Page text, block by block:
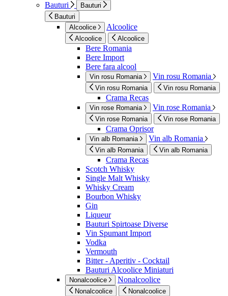
Bauturi
Bauturi
Bauturi
Alcoolice
Alcoolice
Alcoolice Alcoolice
Bere Romania
Bere Import
Bere fara alcool
Vin rosu Romania Vin rosu Romania
Vin rosu Romania Vin rosu Romania
Crama Recas
Vin rose Romania Vin rose Romania
Vin rose Romania Vin rose Romania
Crama Oprisor
Vin alb Romania Vin alb Romania
Vin alb Romania Vin alb Romania
Crama Recas
Scotch Whisky
Single Malt Whisky
Whisky Cream
Bourbon Whisky
Gin
Liqueur
Bauturi Spirtoase Diverse
Vin Spumant Import
Vodka
Vermouth
Bitter - Aperitiv - Cocktail
Bauturi Alcoolice Miniaturi
Nonalcoolice Nonalcoolice
Nonalcoolice Nonalcoolice